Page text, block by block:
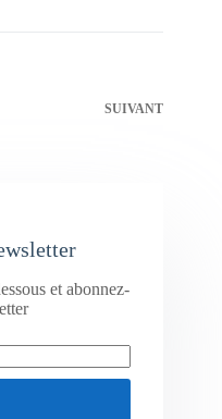
SUIVANT
et abonnez-